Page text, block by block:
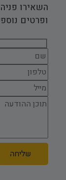
השאירו
ופרטים